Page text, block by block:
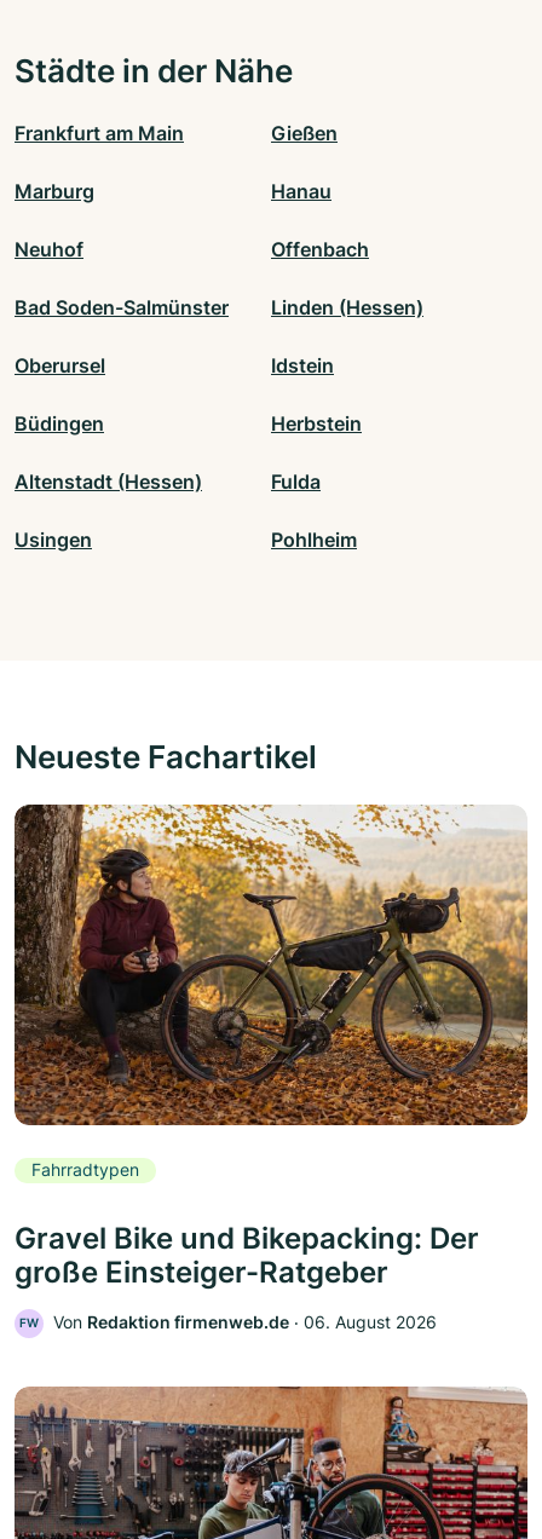
Städte in der Nähe
Frankfurt am Main Gießen
Marburg Hanau
Neuhof Offenbach
Bad Soden-Salmünster Linden (Hessen)
Oberursel Idstein
Büdingen Herbstein
Altenstadt (Hessen) Fulda
Usingen Pohlheim
Neueste Fachartikel
Fahrradtypen
Gravel Bike und Bikepacking: Der
große Einsteiger-Ratgeber
FW Von Redaktion firmenweb.de ‧ 06. August 2026